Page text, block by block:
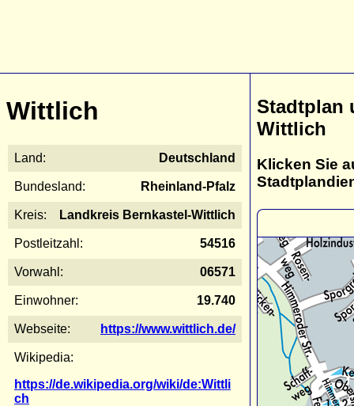
Wittlich
Land: Deutschland
Bundesland: Rheinland-Pfalz
Kreis: Landkreis Bernkastel-Wittlich
Postleitzahl: 54516
Vorwahl: 06571
Einwohner: 19.740
Webseite: https://www.wittlich.de/
Wikipedia:
https://de.wikipedia.org/wiki/de:Wittli
ch
Stadtplan
Wittlich
Klicken Sie